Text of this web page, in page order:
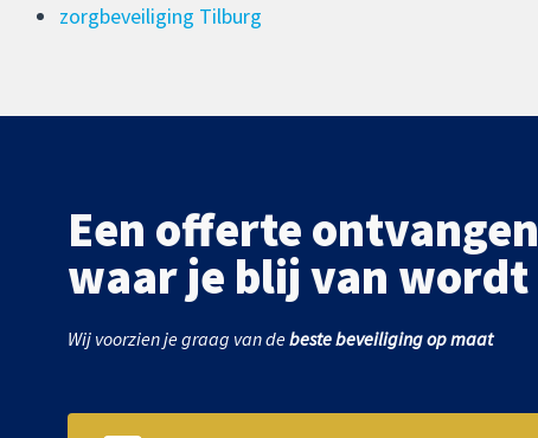
zorgbeveiliging Tilburg
Een offerte ontvangen
waar je blij van wordt
Wij voorzien je graag van debeste beveiliging op maat